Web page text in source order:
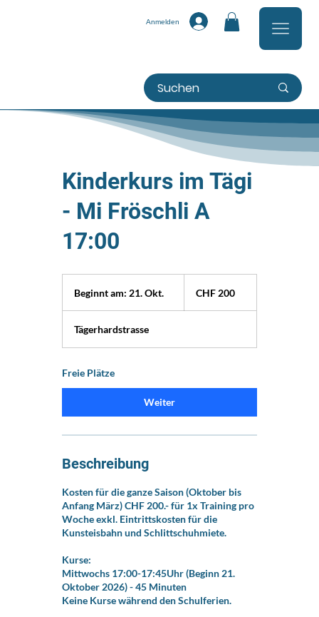
Anmelden
Kinderkurs im Tägi
- Mi Fröschli A
17:00
Beginnt am: 21. Okt.B
n
a
m
:
t
.
Franken
CHF 200
Tägerhardstrasse
Freie Plätze
Weiter
Beschreibung
Kosten für die ganze Saison (Oktober bis
Anfang März) CHF 200.- für 1x Training pro
Woche exkl. Eintrittskosten für die
Kunsteisbahn und Schlittschuhmiete.
Kurse:
Mittwochs 17:00-17:45Uhr (Beginn 21.
Oktober 2026) - 45 Minuten
Keine Kurse während den Schulferien.